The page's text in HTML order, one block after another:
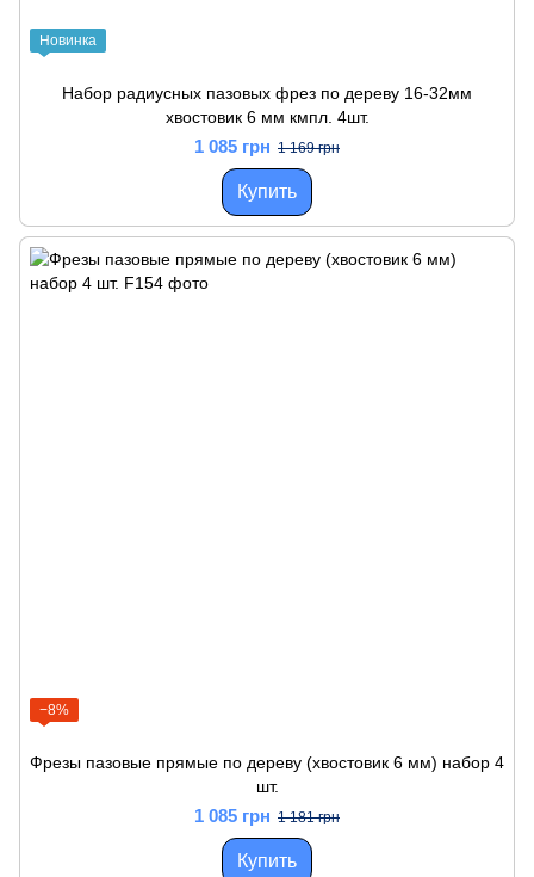
Новинка
Набор радиусных пазовых фрез по дереву 16-32мм
хвостовик 6 мм кмпл. 4шт.
1 085 грн 1 169 грн
Купить
−8%
Фрезы пазовые прямые по дереву (хвостовик 6 мм) набор 4
шт.
1 085 грн 1 181 грн
Купить